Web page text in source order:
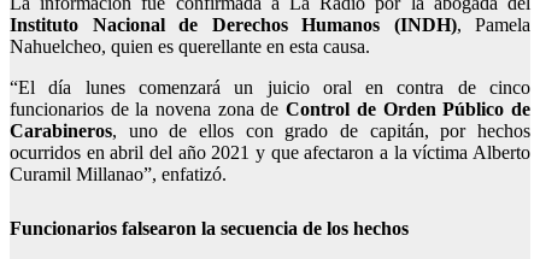
Instituto Nacional de Derechos Humanos (INDH), Pamela
Nahuelcheo, quien es querellante en esta causa.
“El día lunes comenzará un juicio oral en contra de cinco
funcionarios de la novena zona deControl de Orden Público de
Carabineros, uno de ellos con grado de capitán, por hechos
ocurridos en abril del año 2021 y que afectaron a la víctima Alberto
Curamil Millanao”, enfatizó.
Funcionarios falsearon la secuencia de los hechos